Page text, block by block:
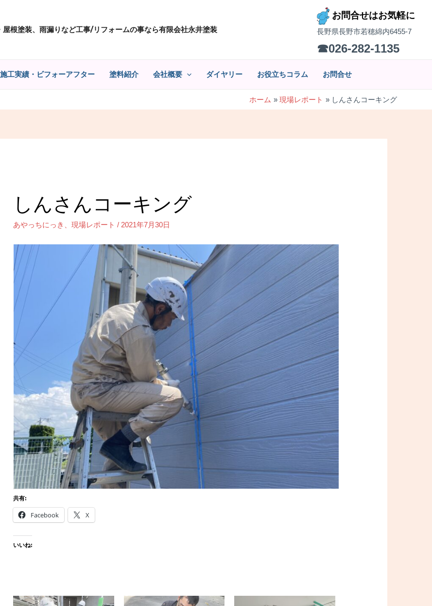
屋根塗装、雨漏りなど工事/リフォームの事なら有限会社永井塗装
お問合せはお気軽に
長野県長野市若穂綿内6455-7
☎026-282-1135
施工実績・ビフォーアフター 塗料紹介 会社概要 ダイヤリー お役立ちコラム お問合せ
ホーム 現場レポート しんさんコーキング
しんさんコーキング
あやっちにっき 、現場レポート / 2021年7月30日
共有:
Facebook X
いいね: